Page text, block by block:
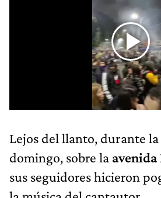
Lejos del llanto, durante
domingo, sobre la
sus seguidores hicieron